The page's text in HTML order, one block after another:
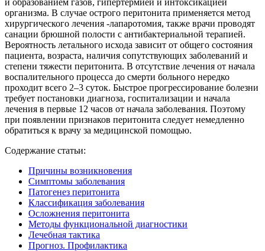
организма. В случае острого перитонита применяется метод
хирургического лечения -лапаротомия, также врачи проводят
санации брюшной полости с антибактериальной терапией.
Вероятность летального исхода зависит от общего состояния
пациента, возраста, наличия сопутствующих заболеваний и
степени тяжести перитонита. В отсутствие лечения от начала
воспалительного процесса до смерти больного нередко
проходит всего 2–3 суток. Быстрое прогрессирование болезни
требует постановки диагноза, госпитализации и начала
лечения в первые 12 часов от начала заболевания. Поэтому
при появлении признаков перитонита следует немедленно
обратиться к врачу за медицинской помощью.
Содержание статьи:
Причины возникновения
Симптомы заболевания
Патогенез перитонита
Классификация заболевания
Осложнения перитонита
Методы функциональной диагностики
Лечебная тактика
Прогноз. Профилактика